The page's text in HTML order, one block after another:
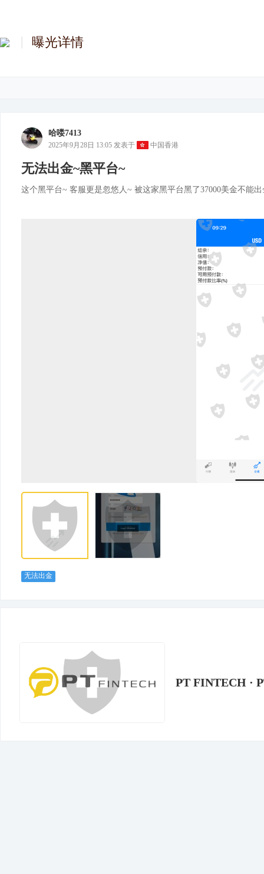
曝光详情
哈喽7413
2025年9月28日 13:05 发表于 中国香港
无法出金~黑平台~
这个黑平台~ 客服更是忽悠人~ 被这家黑平台黑了37000美金不能出
无法出金
PT FINTECH ·